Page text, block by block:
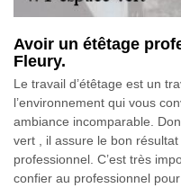
Avoir un étêtage
Fleury.
Le travail d’étêtage est un
l’environnement qui vous
ambiance incomparable.
vert , il assure le bon
professionnel. C’est très
confier au professionnel